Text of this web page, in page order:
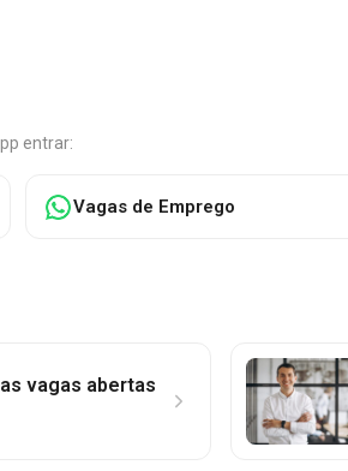
entrar:
Vagas de Emprego
vagas abertas